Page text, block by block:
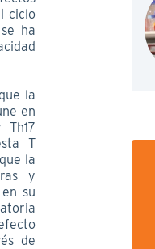
ciclo
ha
la
en
T
la
y
su
de